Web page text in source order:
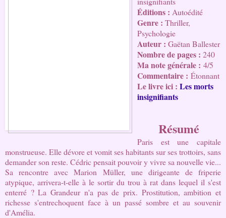
Éditions : Autoédité
Genre : Thriller,
Psychologie
Auteur : Gaëtan Ballester
Nombre de pages : 240
Ma note générale : 4/5
Commentaire : Étonnant
Le livre ici : Les morts
insignifiants
Résumé
Paris est une capitale
monstrueuse. Elle dévore et vomit ses habitants sur ses trottoirs, sans
demander son reste. Cédric pensait pouvoir y vivre sa nouvelle vie...
Sa rencontre avec Marion Müller, une dirigeante de friperie
atypique, arrivera-t-elle à le sortir du trou à rat dans lequel il s'est
enterré ? La Grandeur n'a pas de prix. Prostitution, ambition et
richesse s'entrechoquent face à un passé sombre et au souvenir
d'Amélia.